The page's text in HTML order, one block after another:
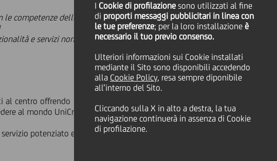
I Cookie di profilazione sono utilizzati al fine
di proporti messaggi pubblicitari in linea con
le tue preferenze; per la loro installazione è
necessario il tuo previo consenso.
Ulteriori informazioni sui Cookie installati
mediante il Sito sono disponibili accedendo
alla Cookie Policy, resa sempre diponibile
all’interno del Sito.
Cliccando sulla X in alto a destra, la tua
navigazione continuerà in assenza di Cookie
di profilazione.
competenze delle nostre persone
e servizi non bancari, come quelli
centro offrendo loro una piattaforma digitale
al mondo UniCredit, ovunque essi siano.
potenziato e complementare ai canali già